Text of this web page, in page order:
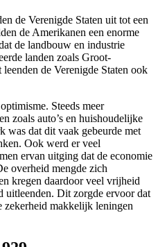
de Verenigde Staten uit tot een
de Amerikanen een enorme
de landbouw en industrie
landen zoals Groot-
de Verenigde Staten ook
Steeds meer
zoals auto’s en huishoudelijke
was dat dit vaak gebeurde met
Ook werd er veel
ervan uitging dat de economie
overheid mengde zich
kregen daardoor veel vrijheid
uitleenden. Dit zorgde ervoor dat
zekerheid makkelijk leningen